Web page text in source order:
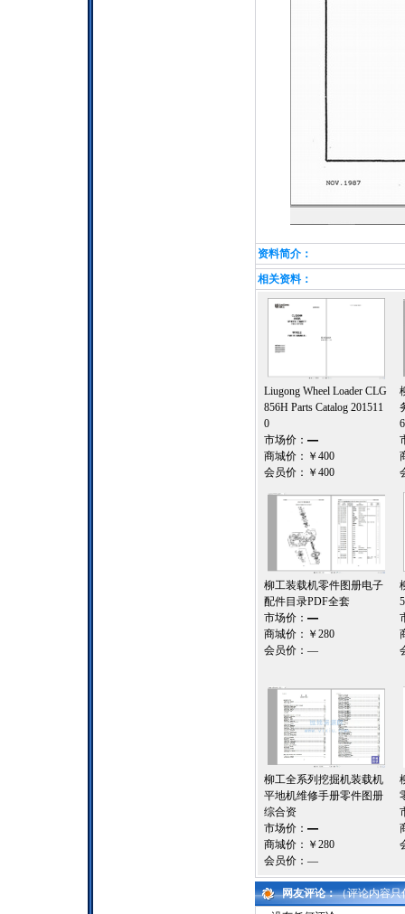
资料简介：
相关资料：
Liugong Wheel Loader CLG
856H Parts Catalog 201511
0
市场价： —
商城价： ￥400
会员价： ￥400
柳工装载机零件图册电子
配件目录PDF全套
市场价： —
商城价： ￥280
会员价： —
柳工全系列挖掘机装载机
平地机维修手册零件图册
综合资
市场价： —
商城价： ￥280
会员价： —
网友评论：（评论内容只